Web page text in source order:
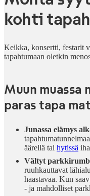
kohti
Keikka, konsertti, festarit
tapahtumaan oletkin
Muun muassa
paras tapa
Junassa elämys
äärellä tai hytissä
Vältyt
ruuhkauttavat
haastavaa. Kun
- ja mahdolliset